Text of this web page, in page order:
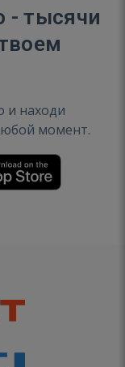
- тысячи
и находи
момент.